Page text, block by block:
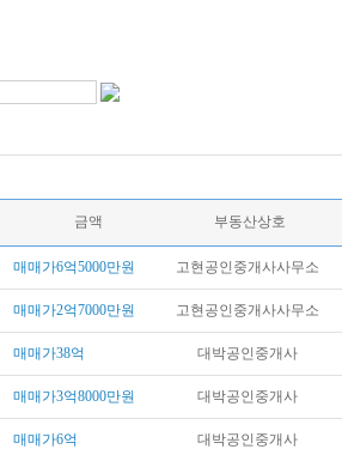
금액 부동산상호
매매가6억5000만원 고현공인중개사사무소
매매가2억7000만원 고현공인중개사사무소
매매가38억 대박공인중개사
매매가3억8000만원 대박공인중개사
매매가6억 대박공인중개사